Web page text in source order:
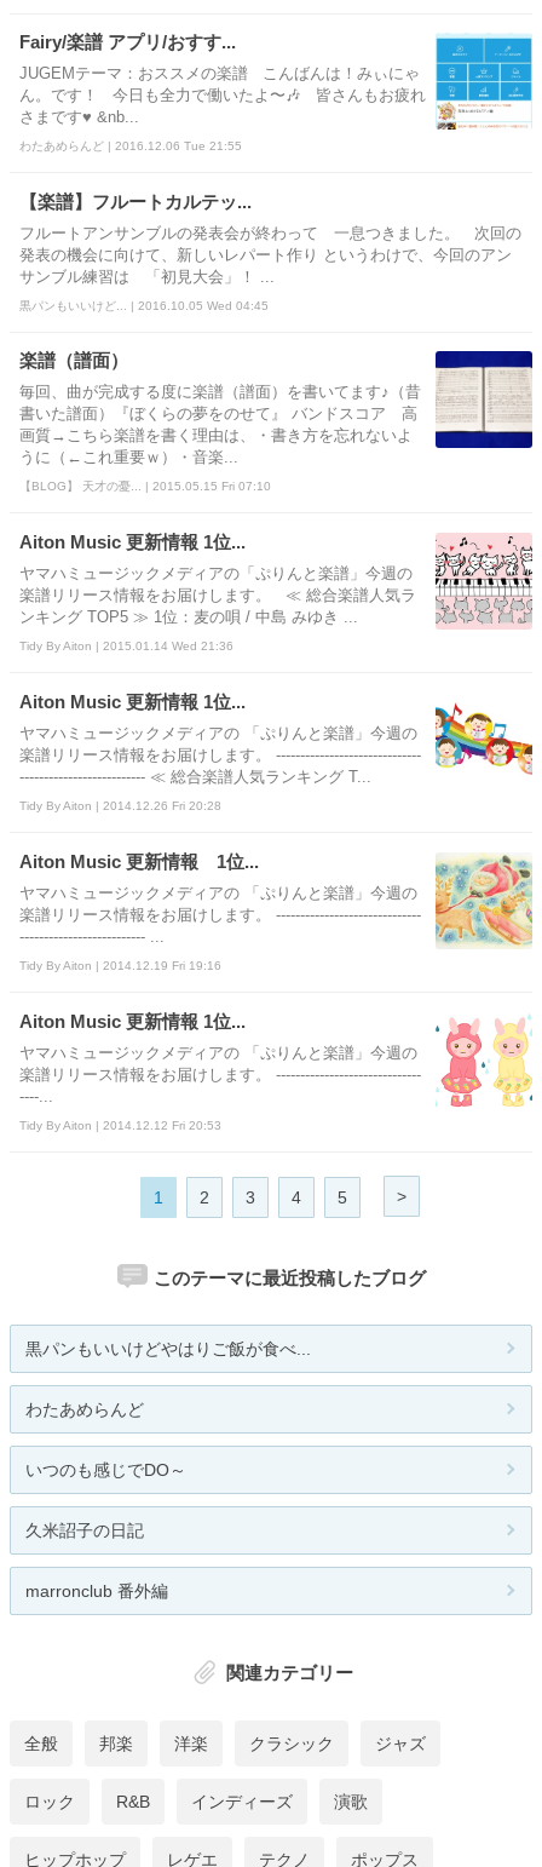
Fairy/楽譜 アプリ/おすす...
JUGEMテーマ：おススメの楽譜 こんばんは！みぃにゃ
ん。です！ 今日も全力で働いたよ〜🎶 皆さんもお疲れ
さまです♥ &nb...
わたあめらんど | 2016.12.06 Tue 21:55
【楽譜】フルートカルテッ...
フルートアンサンブルの発表会が終わって 一息つきました。 次回の
発表の機会に向けて、新しいレパート作り というわけで、今回のアン
サンブル練習は 「初見大会」！ ...
黒パンもいいけど... | 2016.10.05 Wed 04:45
楽譜（譜面）
毎回、曲が完成する度に楽譜（譜面）を書いてます♪（昔
書いた譜面）『ぼくらの夢をのせて』 バンドスコア 高
画質→こちら楽譜を書く理由は、・書き方を忘れないよ
うに（←これ重要ｗ）・音楽...
【BLOG】 天才の憂... | 2015.05.15 Fri 07:10
Aiton Music 更新情報 1位...
ヤマハミュージックメディアの「ぷりんと楽譜」今週の
楽譜リリース情報をお届けします。 ≪ 総合楽譜人気ラ
ンキング TOP5 ≫ 1位：麦の唄 / 中島 みゆき ...
Tidy By Aiton | 2015.01.14 Wed 21:36
Aiton Music 更新情報 1位...
ヤマハミュージックメディアの 「ぷりんと楽譜」今週の
楽譜リリース情報をお届けします。 ------------------------------
-------------------------- ≪ 総合楽譜人気ランキング T...
Tidy By Aiton | 2014.12.26 Fri 20:28
Aiton Music 更新情報 1位...
ヤマハミュージックメディアの 「ぷりんと楽譜」今週の
楽譜リリース情報をお届けします。 ------------------------------
-------------------------- ...
Tidy By Aiton | 2014.12.19 Fri 19:16
Aiton Music 更新情報 1位...
ヤマハミュージックメディアの 「ぷりんと楽譜」今週の
楽譜リリース情報をお届けします。 ------------------------------
----...
Tidy By Aiton | 2014.12.12 Fri 20:53
1 2 3 4 5 >
このテーマに最近投稿したブログ
黒パンもいいけどやはりご飯が食べ...
わたあめらんど
いつのも感じでDO～
久米詔子の日記
marronclub 番外編
関連カテゴリー
全般 邦楽 洋楽 クラシック ジャズ
ロック R&B インディーズ 演歌
ヒップホップ レゲエ テクノ ポップス